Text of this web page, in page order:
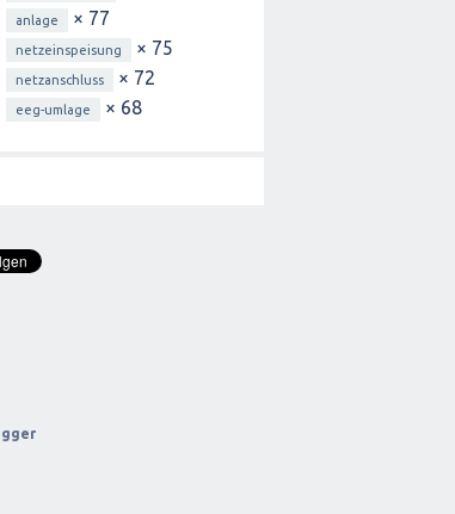
anlage × 77
netzeinspeisung × 75
netzanschluss × 72
eeg-umlage × 68